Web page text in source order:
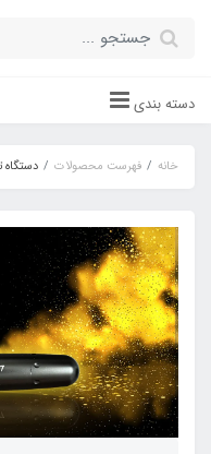
دسته بندی
خانه فهرست محصولات دستگاه